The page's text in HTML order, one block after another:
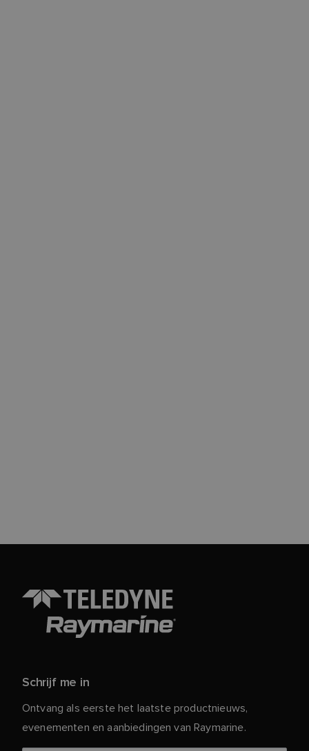
Schrijf me in
Ontvang als eerste het laatste productnieuws,
evenementen en aanbiedingen van Raymarine.